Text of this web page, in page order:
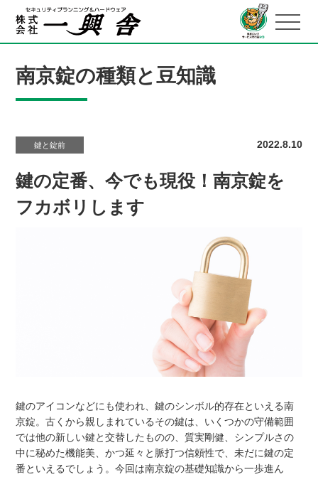
南京錠の種類と豆知識
鍵と錠前 2022.8.10
鍵の定番、今でも現役！南京錠を
フカボリします
鍵のアイコンなどにも使われ、鍵のシンボル的存在といえる南
京錠。古くから親しまれているその鍵は、いくつかの守備範囲
では他の新しい鍵と交替したものの、質実剛健、シンプルさの
中に秘めた機能美、かつ延々と脈打つ信頼性で、未だに鍵の定
番といえるでしょう。今回は南京錠の基礎知識から一歩進ん